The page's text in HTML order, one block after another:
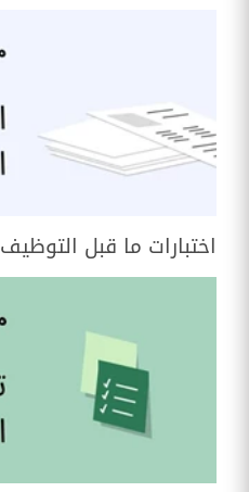
اختبارات ما قبل التوظيف